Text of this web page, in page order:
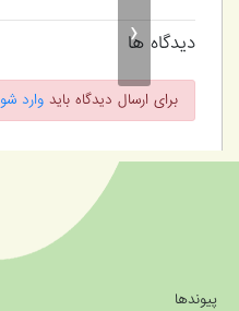
‹
دیدگاه ها
برای ارسال دیدگاه بایدوارد شوید
پیوندها